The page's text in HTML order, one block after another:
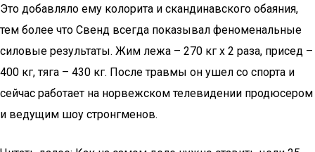
Это добавляло ему колорита и скандинавского обаяния,
тем более что Свенд всегда показывал феноменальные
силовые результаты. Жим лежа – 270 кг х 2 раза, присед –
400 кг, тяга – 430 кг. После травмы он ушел со спорта и
сейчас работает на норвежском телевидении продюсером
и ведущим шоу стронгменов.